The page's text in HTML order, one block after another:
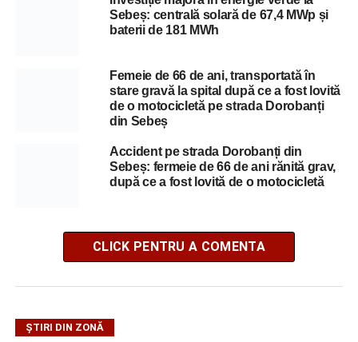
Sebeș: centrală solară de 67,4 MWp și
baterii de 181 MWh
Femeie de 66 de ani, transportată în
stare gravă la spital după ce a fost lovită
de o motocicletă pe strada Dorobanți
din Sebeș
Accident pe strada Dorobanți din
Sebeș: fermeie de 66 de ani rănită grav,
după ce a fost lovită de o motocicletă
CLICK PENTRU A COMENTA
ȘTIRI DIN ZONĂ